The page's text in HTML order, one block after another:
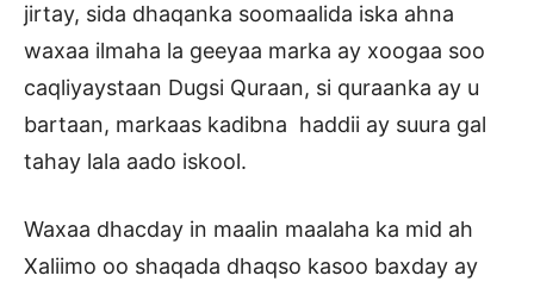
jirtay, sida dhaqanka soomaalida iska ahna
waxaa ilmaha la geeyaa marka ay xoogaa soo
caqliyaystaan Dugsi Quraan, si quraanka ay u
bartaan, markaas kadibna haddii ay suura gal
tahay lala aado iskool.
Waxaa dhacday in maalin maalaha ka mid ah
Xaliimo oo shaqada dhaqso kasoo baxday ay